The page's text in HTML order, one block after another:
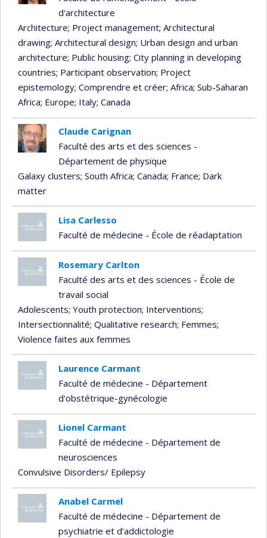
d'architecture
Architecture; Project management; Architectural
drawing; Architectural design; Urban design and urban
architecture; Public housing; City planning in developing
countries; Participant observation; Project
epistemology; Comprendre et créer; Africa; Sub-Saharan
Africa; Europe; Italy; Canada
Claude Carignan
Faculté des arts et des sciences -
Département de physique
Galaxy clusters; South Africa; Canada; France; Dark
matter
Lisa Carlesso
Faculté de médecine - École de réadaptation
Rosemary Carlton
Faculté des arts et des sciences - École de
travail social
Adolescents; Youth protection; Interventions;
Intersectionnalité; Qualitative research; Femmes;
Violence faites aux femmes
Laurence Carmant
Faculté de médecine - Département
d'obstétrique-gynécologie
Lionel Carmant
Faculté de médecine - Département de
neurosciences
Convulsive Disorders/ Epilepsy
Anabel Carmel
Faculté de médecine - Département de
psychiatrie et d’addictologie